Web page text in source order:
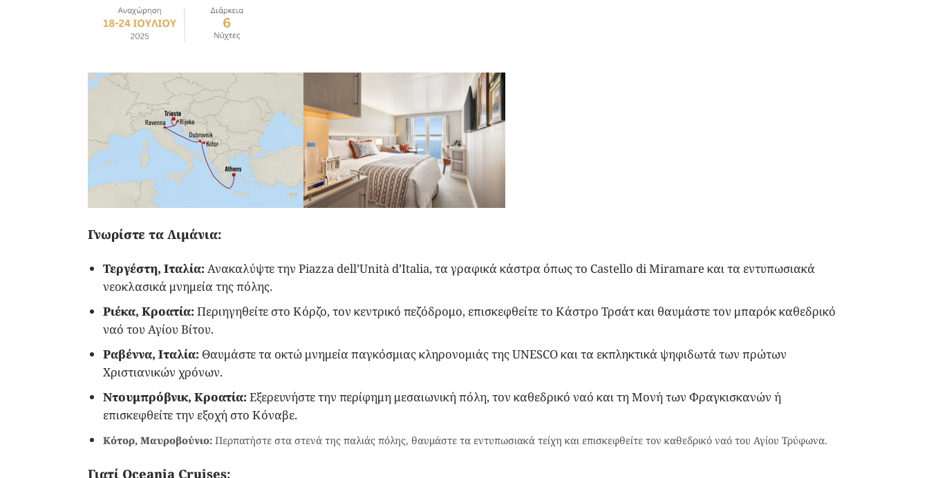
Γνωρίστε τα Λιμάνια:
Τεργέστη, Ιταλία: Ανακαλύψτε την Piazza dell’Unità d’Italia, τα γραφικά κάστρα όπως το Castello di Miramare και τα εντυπωσιακά
νεοκλασικά μνημεία της πόλης.
Ριέκα, Κροατία: Περιηγηθείτε στο Κόρζο, τον κεντρικό πεζόδρομο, επισκεφθείτε το Κάστρο Τρσάτ και θαυμάστε τον μπαρόκ καθεδρικό
ναό του Αγίου Βίτου.
Ραβέννα, Ιταλία: Θαυμάστε τα οκτώ μνημεία παγκόσμιας κληρονομιάς της UNESCO και τα εκπληκτικά ψηφιδωτά των πρώτων
Χριστιανικών χρόνων.
Ντουμπρόβνικ, Κροατία: Εξερευνήστε την περίφημη μεσαιωνική πόλη, τον καθεδρικό ναό και τη Μονή των Φραγκισκανών ή
επισκεφθείτε την εξοχή στο Κόναβε.
Κότορ, Μαυροβούνιο:Περπατήστε στα στενά της παλιάς πόλης, θαυμάστε τα εντυπωσιακά τείχη και επισκεφθείτε τον καθεδρικό ναό του Αγίου Τρύφωνα.
Γιατί Oceania Cruises;